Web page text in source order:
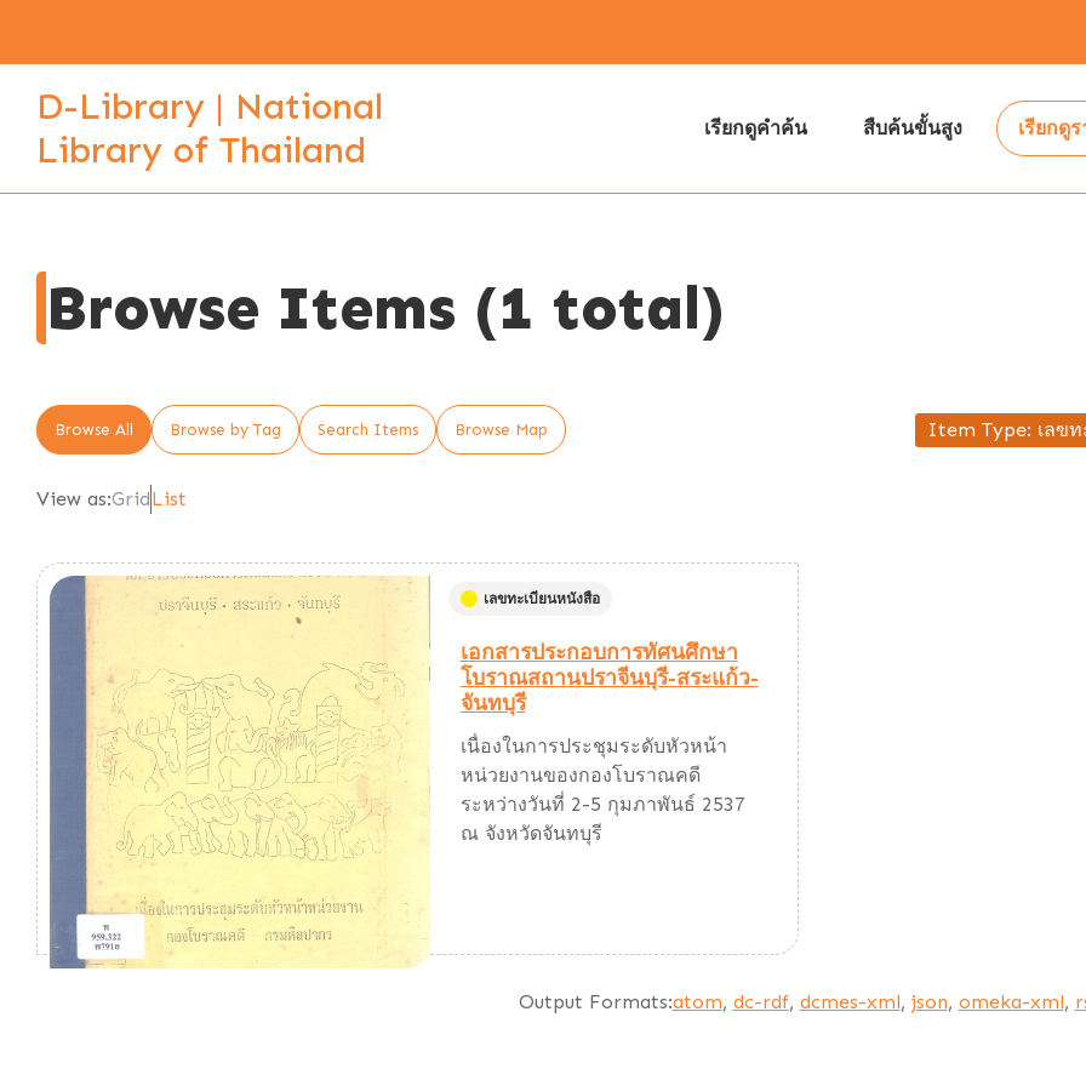
D-Library | National
Library of Thailand
เรียกดูคำค้น สืบค้นขั้นสูง เรียกดู
Browse Items (1 total)
Browse All Browse by Tag Search Items Browse Map Item Type: เลข
View as:GridList
เลขทะเบียนหนังสือ
เอกสารประกอบการทัศนศึกษา
โบราณสถานปราจีนบุรี-สระแก้ว-
จันทบุรี
เนื่องในการประชุมระดับหัวหน้า
หน่วยงานของกองโบราณคดี
ระหว่างวันที่ 2-5 กุมภาพันธ์ 2537
ณ จังหวัดจันทบุรี
Output Formats:atom, dc-rdf, dcmes-xml, json, omeka-xml,